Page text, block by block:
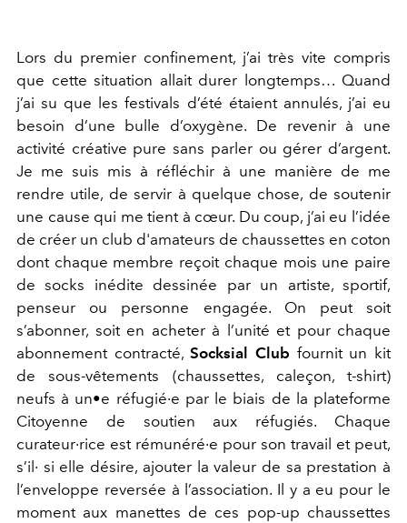
Lors du premier confinement, j’ai très vite compris
que cette situation allait durer longtemps… Quand
j’ai su que les festivals d’été étaient annulés, j’ai eu
besoin d’une bulle d’oxygène. De revenir à une
activité créative pure sans parler ou gérer d’argent.
Je me suis mis à réfléchir à une manière de me
rendre utile, de servir à quelque chose, de soutenir
une cause qui me tient à cœur. Du coup, j’ai eu l’idée
de créer un club d'amateurs de chaussettes en coton
dont chaque membre reçoit chaque mois une paire
de socks inédite dessinée par un artiste, sportif,
penseur ou personne engagée. On peut soit
s’abonner, soit en acheter à l’unité et pour chaque
abonnement contracté,Socksial Club fournit un kit
de sous-vêtements (chaussettes, caleçon, t-shirt)
neufs à un•e réfugié·e par le biais de la plateforme
Citoyenne de soutien aux réfugiés. Chaque
curateur·rice est rémunéré·e pour son travail et peut,
s’il· si elle désire, ajouter la valeur de sa prestation à
l’enveloppe reversée à l’association. Il y a eu pour le
moment aux manettes de ces pop-up chaussettes